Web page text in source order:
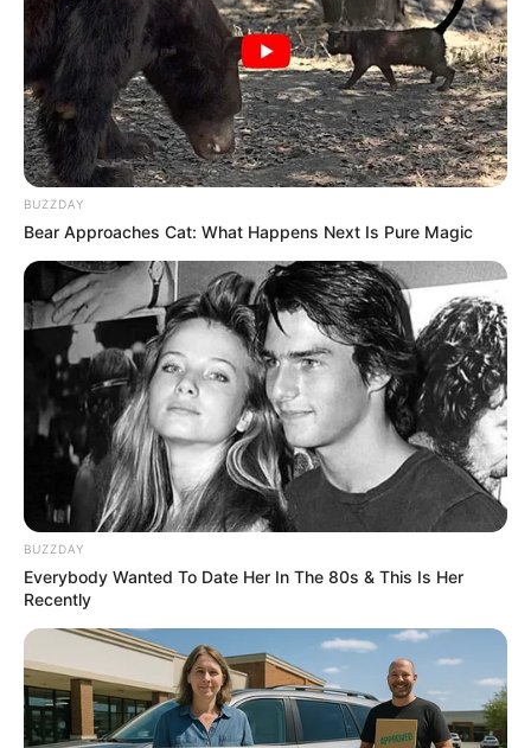
15 Things You Do Everyday That The Bible
Forbids: Are You Guilty?
BRAINBERRIES
If Looks Could Kill, These Women Would Be On
Top
BRAINBERRIES
BUZZDAY
Bear Approaches Cat: What Happens Next Is Pure Magic
BUZZDAY
Everybody Wanted To Date Her In The 80s & This Is Her
Recently